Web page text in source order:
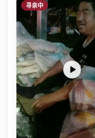
寻亲中